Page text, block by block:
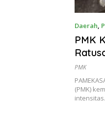
Daerah,
PMK
PMK
(PMK)